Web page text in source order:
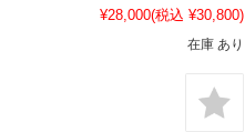
¥28,000(税込 ¥30,800)
在庫 あり